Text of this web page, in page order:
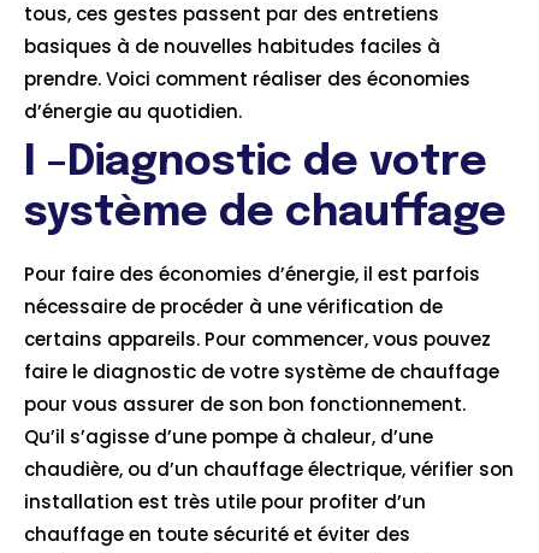
tous, ces gestes passent par des entretiens
basiques à de nouvelles habitudes faciles à
prendre. Voici comment réaliser des économies
d’énergie au quotidien.
I –Diagnostic de votre
système de chauffage
Pour faire des économies d’énergie, il est parfois
nécessaire de procéder à une vérification de
certains appareils. Pour commencer, vous pouvez
faire le diagnostic de votre système de chauffage
pour vous assurer de son bon fonctionnement.
Qu’il s’agisse d’une pompe à chaleur, d’une
chaudière, ou d’un chauffage électrique, vérifier son
installation est très utile pour profiter d’un
chauffage en toute sécurité et éviter des